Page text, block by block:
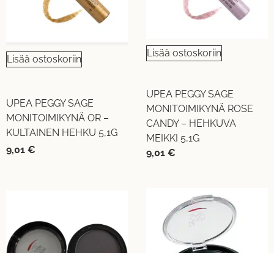
Lisää ostoskoriin
UPEA PEGGY SAGE
MONITOIMIKYNÄ OR –
KULTAINEN HEHKU 5,1G
9,01 €
Lisää ostoskoriin
UPEA PEGGY SAGE
MONITOIMIKYNÄ ROSE
CANDY – HEHKUVA
MEIKKI 5,1G
9,01 €